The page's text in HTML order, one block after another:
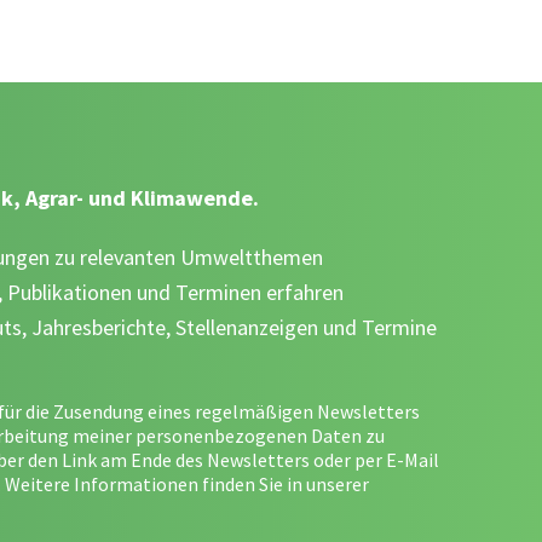
Agrar- und Klimawende.
zu relevanten Umweltthemen
und Terminen erfahren
Jahresberichte, Stellenanzeigen und Termine
die Zusendung eines regelmäßigen Newsletters
meiner personenbezogenen Daten zu
den Link am Ende des Newsletters oder per E-Mail
Informationen finden Sie in unserer